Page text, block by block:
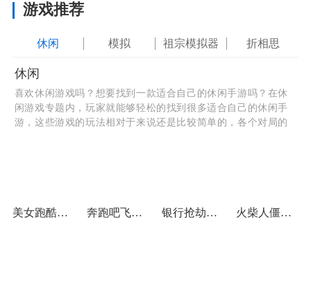
游戏推荐
休闲 模拟 祖宗模拟器 折相思
休闲
喜欢休闲游戏吗？想要找到一款适合自己的休闲手游吗？在休
闲游戏专题内，玩家就能够轻松的找到很多适合自己的休闲手
游，这些游戏的玩法相对于来说还是比较简单的，各个对局的
美女跑酷大作战 奔跑吧飞行球家族 银行抢劫挑战赛 火柴人僵尸射手